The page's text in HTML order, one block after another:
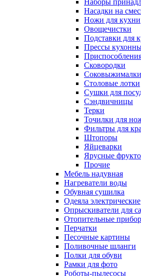
Наборы
Насадки на
Ножи для кухни
Овощечистки
Подставки для
Прессы
Сковородки
Соковыжималки
Столовые лотки
Сушки для
Сэндвичницы
Терки
Точилки для
Фильтры для
Штопоры
Яйцеварки
Ярусные
Прочие
Мебель надувная
Нагреватели воды
Обувная сушилка
Одеяла электрические
Опрыскиватели для
Отопительные
Перчатки
Песочные картины
Поливочные шланги
Полки для обуви
Рамки для фото
Роботы-пылесосы